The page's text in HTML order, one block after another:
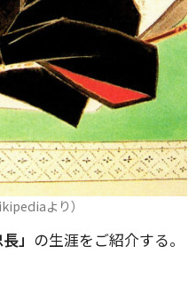
より）
」 の生涯をご紹介する。